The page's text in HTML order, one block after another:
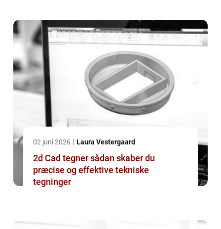
02 juni 2026 Laura Vestergaard
2d Cad tegner sådan skaber du
præcise og effektive tekniske
tegninger